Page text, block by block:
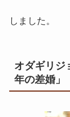
しました。
オダギリジ
年の差婚」